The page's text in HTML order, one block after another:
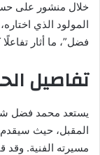
خلال منشور على
المولود الذي
فضل”، ما أثار
تفاصيل
المقبل، حيث سيقدم
مسيرته الفنية. وقد